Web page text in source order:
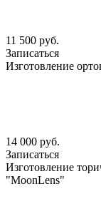
11 500 руб.
Записаться
Изготовление
14 000 руб.
Записаться
Изготовление
"MoonLens"